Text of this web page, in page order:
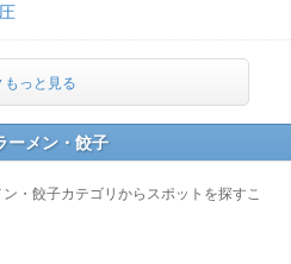
っと見る
ーメン・餃子
・餃子カテゴリからスポットを探すこ